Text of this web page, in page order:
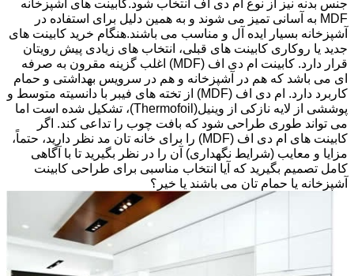
جنس بدنه نیز از نوع ام دی اف انتخاب شود.کابینت های آشپزخانه
MDF به آسانی تمیز می شوند و به همین دلیل برای استفاده در
آشپزخانه بسیار ایده آل و مناسب می باشند.هنگام خرید کابینت های
جدید یا روکاری کابینت های قبلی، انتخاب های زیادی پیش رویتان
قرار دارد. کابینت ام دی اف (MDF) اغلب گزینه مقرون به صرفه
ای می باشد که هم در آشپزخانه و هم در سرویس بهداشتی و حمام
کاربرد دارد. ام دی اف (MDF) از تخته های فیبر با دانسیته متوسط و
پوششی از لایه نازکی از وینیل(Thermofoil)، تشکیل شده است اما
می تواند طوری طراحی شود که بافت چوب را تداعی کند. اگر
کابینت های ام دی اف (MDF) را برای خانه تان مد نظر دارید، حتماً،
مزایا و معایب (شرایط نگهداری) آن را در نظر بگیرید تا با آگاهی
کامل تصمیم بگیرید که آیا انتخاب مناسبی برای طراحی کابینت
آشپزخانه یا حمام تان می باشند یا خیر؟